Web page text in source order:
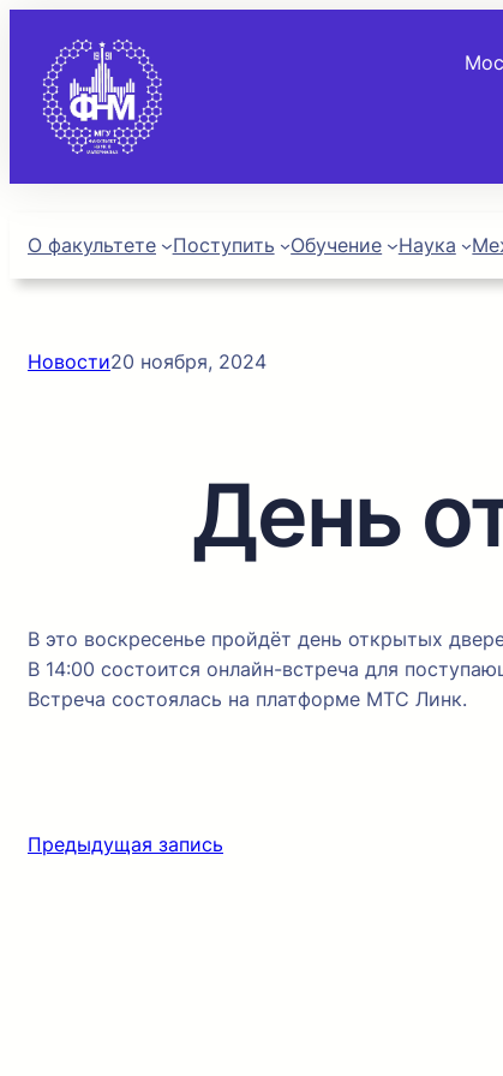
О факультете Поступить Обучение Наука
Новости20 ноября, 2024
День
В это воскресенье пройдёт день открытых
В 14:00 состоится онлайн-встреча для
Встреча состоялась на платформе МТС Линк.
Предыдущая запись